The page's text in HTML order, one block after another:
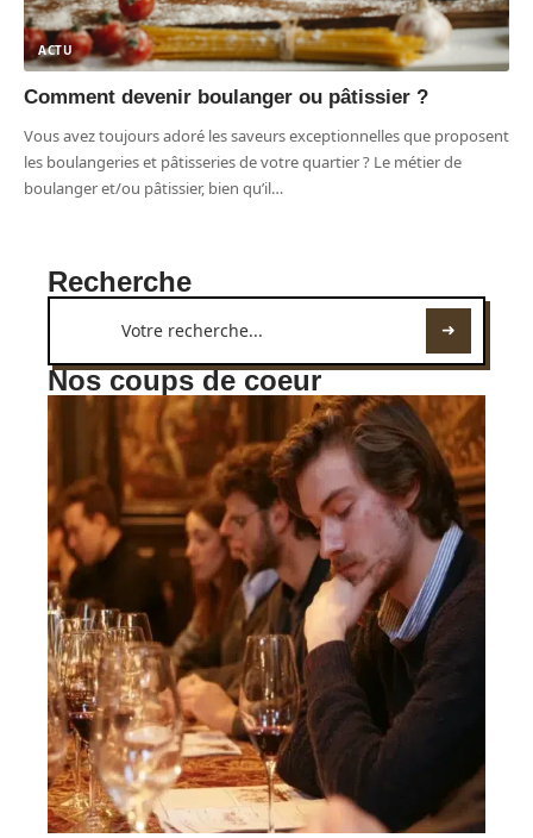
ACTU
Comment devenir boulanger ou pâtissier ?
Vous avez toujours adoré les saveurs exceptionnelles que proposent
les boulangeries et pâtisseries de votre quartier ? Le métier de
boulanger et/ou pâtissier, bien qu’il…
Recherche
Nos coups de coeur